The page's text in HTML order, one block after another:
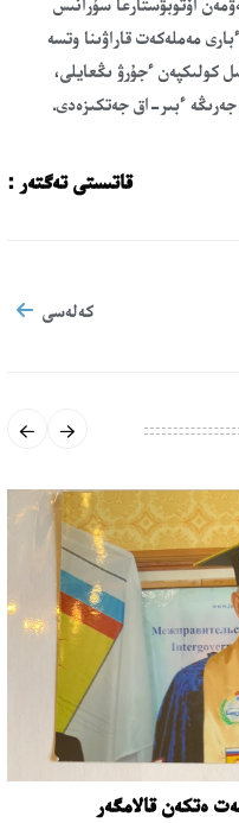
اۆتوبۋستارعا سۇرانىس
مەملەكەت قاراۋىنا وتسە
كولىكپەن ءجۇرۋ ىڭعايلى،
ءبىر-اق جەتكىزەدى.
قاتىستى تەگتەر :
كەلەسى
ەتكەن قالامگەر